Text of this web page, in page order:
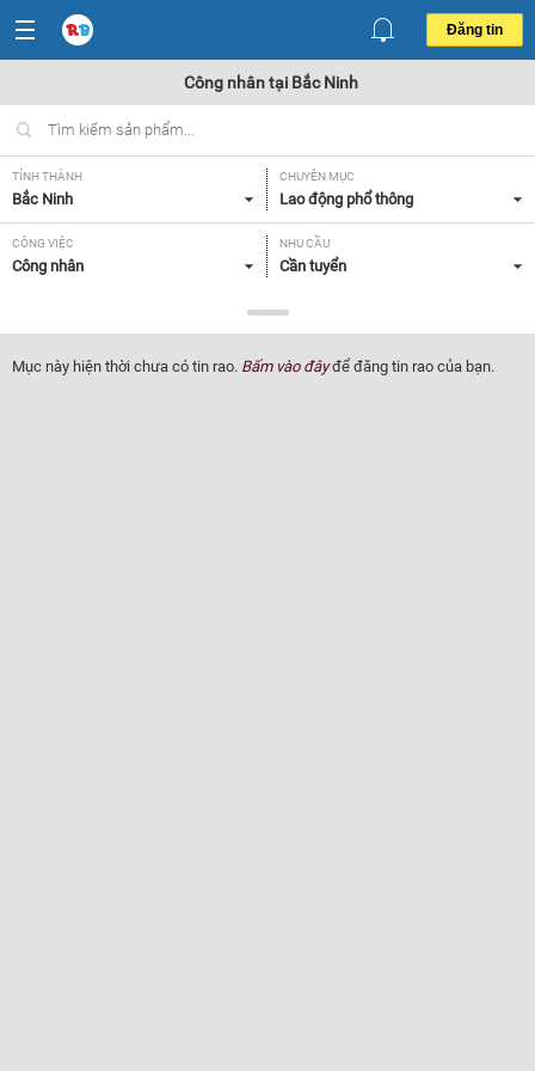
Đăng tin
Công nhân tại Bắc Ninh
TỈNH THÀNH
Bắc Ninh
CHUYÊN MỤC
Lao động phổ thông
CÔNG VIỆC
Công nhân
NHU CẦU
Cần tuyển
Tất cả
Mục này hiện thời chưa có tin rao. Bấm vào đâyđể đăng tin rao của bạn.